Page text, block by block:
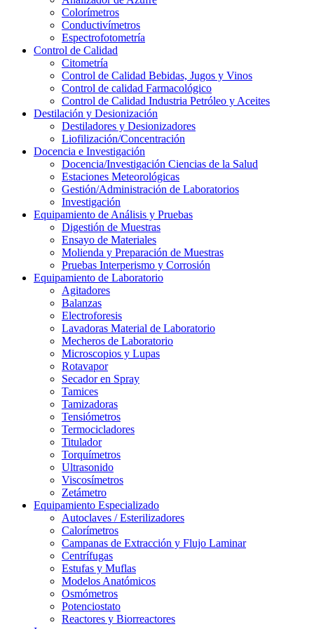
Colorímetros
Conductivímetros
Espectrofotometría
Control de Calidad
Citometría
Control de Calidad Bebidas, Jugos y Vinos
Control de calidad Farmacológico
Control de Calidad Industria Petróleo y Aceites
Destilación y Desionización
Destiladores y Desionizadores
Liofilización/Concentración
Docencia e Investigación
Docencia/Investigación Ciencias de la Salud
Estaciones Meteorológicas
Gestión/Administración de Laboratorios
Investigación
Equipamiento de Análisis y Pruebas
Digestión de Muestras
Ensayo de Materiales
Molienda y Preparación de Muestras
Pruebas Interperismo y Corrosión
Equipamiento de Laboratorio
Agitadores
Balanzas
Electroforesis
Lavadoras Material de Laboratorio
Mecheros de Laboratorio
Microscopios y Lupas
Rotavapor
Secador en Spray
Tamices
Tamizadoras
Tensiómetros
Termocicladores
Titulador
Torquímetros
Ultrasonido
Viscosímetros
Zetámetro
Equipamiento Especializado
Autoclaves / Esterilizadores
Calorímetros
Campanas de Extracción y Flujo Laminar
Centrífugas
Estufas y Muflas
Modelos Anatómicos
Osmómetros
Potenciostato
Reactores y Biorreactores